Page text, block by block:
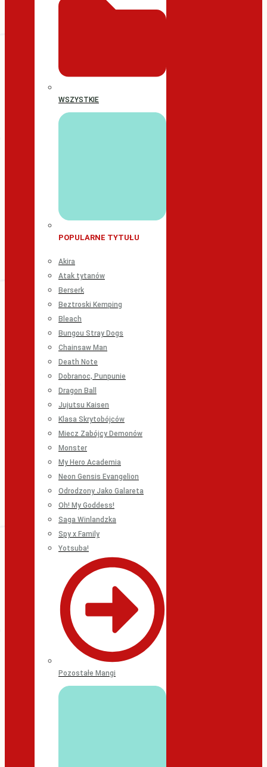
WSZYSTKIE
POPULARNE TYTUŁU
Akira
Atak tytanów
Berserk
Beztroski Kemping
Bleach
Bungou Stray Dogs
Chainsaw Man
Death Note
Dobranoc, Punpunie
Dragon Ball
Jujutsu Kaisen
Klasa Skrytobójców
Miecz Zabójcy Demonów
Monster
My Hero Academia
Neon Gensis Evangelion
Odrodzony Jako Galareta
Oh! My Goddess!
Saga Winlandzka
Spy x Family
Yotsuba!
Pozostałe Mangi